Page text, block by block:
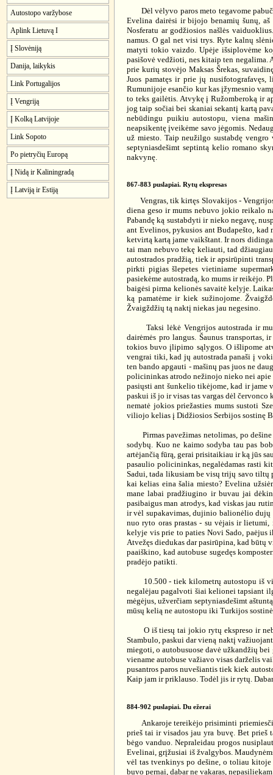
Autostopo varžybose
Aplink Lietuvą I
Į Slovėniją
Danija, laikykis
Link Portugalijos
Į Vengriją
Į Kolką Latvijoje
Link Sopoto
Po pietryčių Europą
Į Nidą ir Kaliningradą
Į Latviją ir Estiją
Dėl vėlyvo paros meto tegavome
Evelina dairėsi ir bijojo benamių šunų,
Nosferatu ar godžiosios našlės
namus. O gal net visi trys. Ryte kalnų
matyti tokio vaizdo. Upėje išsiplovėme
pasišovė vedžioti, nes kitaip ten negalima.
prie kurių stovėjo Maksas Šrekas,
Juos pamatęs ir prie jų
Rumunijoje esančio kur kas įžymesnio
to teks gailėtis. Atvykę į Ružomberoką ir
jog taip sočiai bei skaniai sekantį kartą
nebūdingu puikiu autostopu, viena
neapsikentę įveikėme savo jėgomis.
už miesto. Taip neužilgo sustabdę
septyniasdešimt septintą kelio romano
nakvynę.
867-883 puslapiai. Rytų ekspresas
Vengras, tik kirtęs Slovakijos - Vengrijos
diena geso ir mums nebuvo jokio reikalo
Pabandę ką sustabdyti ir nieko negavę,
ant Evelinos, pykusios ant Budapešto, kad
ketvirtą kartą jame vaikštant. Ir nors
tai man nebuvo tekę keliauti, tad
autostrados pradžią, tiek ir apsirūpinti
pirkti pigias šlepetes vietiniame
pasiekėme autostradą, ko mums ir reikėjo.
baigėsi pirma kelionės savaitė kelyje.
ką pamatėme ir kiek sužinojome.
Žvaigždžių tą naktį niekas jau negesino.
Taksi lėkė Vengrijos autostrada ir
dairėmės pro langus. Šaunus
tokios buvo įlipimo sąlygos. O išlipome
vengrai tiki, kad jų autostrada panaši į
ten bando apgauti - mašinų pas juos ne
policininkas atrodo nežinojo nieko nei
pasiųsti ant šunkelio tikėjome, kad ir jame
paskui iš jo ir visas tas vargas dėl
nematė jokios priežasties mums sustoti
viliojo kelias į Didžiosios Serbijos sostinę
Pirmas pavežimas netolimas, po
sodybų. Kuo ne kaimo sodyba tau pas
artėjančią fūrą, gerai prisitaikiau ir ką jūs
pasaulio policininkas, negalėdamas rasti
Sadui, tada likusiam be visų trijų savo tiltų
kai kelias eina šalia miesto? Evelina
mane labai pradžiugino ir buvau jai
pasibaigus man atrodys, kad viskas jau
ir vėl supakavimas, dujinio balionėlio dujų
nuo ryto oras prastas - su vėjais ir
kelyje vis prie to paties Novi Sado, paėjus
Atvežęs diedukas dar pasirūpina, kad būtų
paaiškino, kad autobuse sugedęs
pradėjo patikti.
10.500 - tiek kilometrų autostopu iš
negalėjau pagalvoti šiai kelionei tapsiant
mėgėjus, užverčiam septyniasdešimt
mūsų kelią ne autostopu iki Turkijos
O iš tiesų tai jokio rytų ekspreso ir
Stambulo, paskui dar vieną naktį
miegoti, o autobusuose davė užkandžių
viename autobuse važiavo visas darželis
pusantros paros nuvešiantis tiek kiek
Kaip jam ir priklauso. Todėl jis ir rytų.
884-902 puslapiai. Du ežerai
Ankaroje tereikėjo prisiminti priemiesčio
prieš tai ir visados jau yra buvę. Bet
bėgo vanduo. Nepraleidau progos
Evelinai, grįžusiai iš žvalgybos.
vėl tas tvenkinys po dešine, o toliau
buvo pernai, dabar ne vakaras,